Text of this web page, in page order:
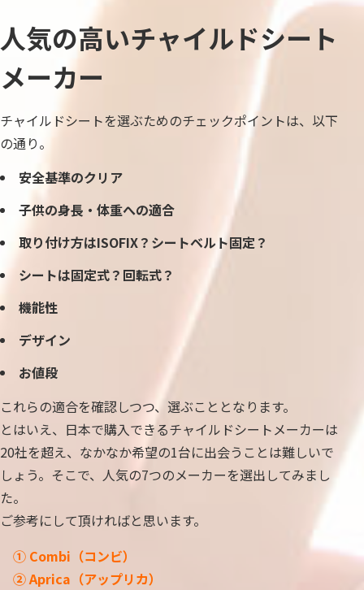
人気の高いチャイルドシート
メーカー
チャイルドシートを選ぶためのチェックポイントは、以下
の通り。
安全基準のクリア
子供の身長・体重への適合
取り付け方はISOFIX？シートベルト固定？
シートは固定式？回転式？
機能性
デザイン
お値段
これらの適合を確認しつつ、選ぶこととなります。
とはいえ、日本で購入できるチャイルドシートメーカーは
20社を超え、なかなか希望の1台に出会うことは難しいで
しょう。そこで、人気の7つのメーカーを選出してみまし
た。
ご参考にして頂ければと思います。
① Combi（コンビ）
② Aprica（アップリカ）